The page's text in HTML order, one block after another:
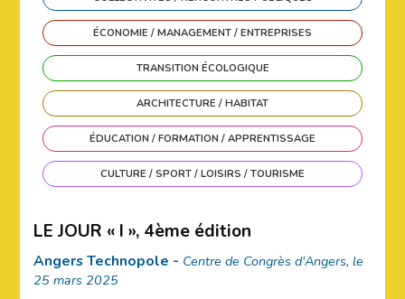
ÉCONOMIE / MANAGEMENT / ENTREPRISES
TRANSITION ÉCOLOGIQUE
ARCHITECTURE / HABITAT
ÉDUCATION / FORMATION / APPRENTISSAGE
CULTURE / SPORT / LOISIRS / TOURISME
LE JOUR « I », 4ème édition
Angers Technopole - Centre de Congrès d'Angers, le
25 mars 2025